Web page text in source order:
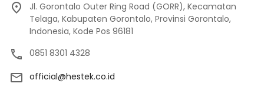
Jl. Gorontalo Outer Ring Road (GORR), Kecamatan
Telaga, Kabupaten Gorontalo, Provinsi Gorontalo,
Indonesia, Kode Pos 96181
0851 8301 4328
official@hestek.co.id